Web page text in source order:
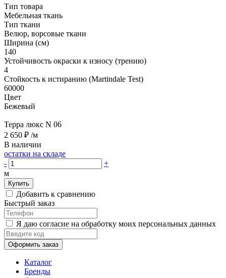
Тип товара
Мебельная ткань
Тип ткани
Велюр, ворсовые ткани
Ширина (см)
140
Устойчивость окраски к износу (трению)
4
Стойкость к истиранию (Martindale Test)
60000
Цвет
Бежевый
Терра люкс N 06
2 650 ₽ /м
В наличии
остатки на складе
-
+
м
Купить
Добавить к сравнению
Быстрый заказ
Я даю согласие на обработку моих персональных данных
Оформить заказ
Каталог
Бренды